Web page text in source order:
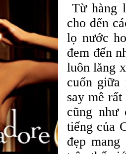
Từ hàng
cho đến
lọ nước
đem đến
luôn lăng
cuốn giữa
say mê
cũng như
tiếng của
đẹp